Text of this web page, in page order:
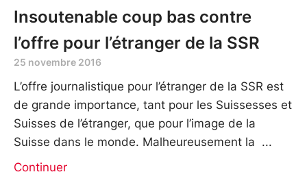
Insoutenable coup bas contre
l’offre pour l’étranger de la SSR
25 novembre 2016
L’offre journalistique pour l’étranger de la SSR est
de grande importance, tant pour les Suissesses et
Suisses de l’étranger, que pour l’image de la
Suisse dans le monde. Malheureusement la
Continuer